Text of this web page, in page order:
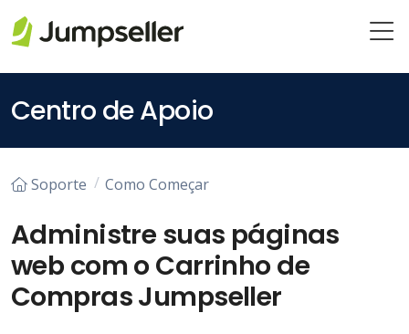
Centro de Apoio
Soporte Como Começar
Administre suas páginas
web com o Carrinho de
Compras Jumpseller